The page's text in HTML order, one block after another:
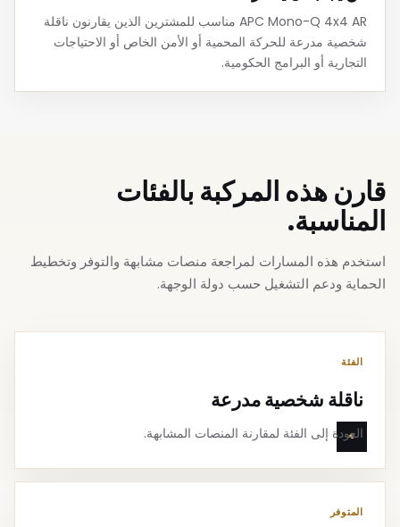
APC Mono-Q 4x4 AR مناسب للمشترين الذين يقارنون ناقلة
شخصية مدرعة للحركة المحمية أو الأمن الخاص أو الاحتياجات
التجارية أو البرامج الحكومية.
قارن هذه المركبة بالفئات
المناسبة.
استخدم هذه المسارات لمراجعة منصات مشابهة والتوفر وتخطيط
الحماية ودعم التشغيل حسب دولة الوجهة.
الفئة
ناقلة شخصية مدرعة
العودة إلى الفئة لمقارنة المنصات المشابهة.
المتوفر